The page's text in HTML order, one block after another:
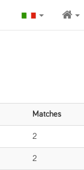
Matches
2
2